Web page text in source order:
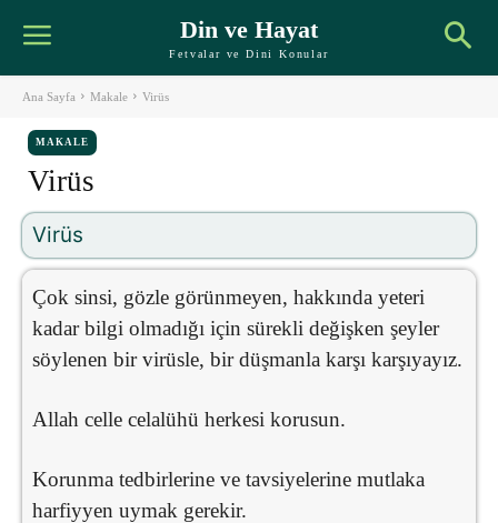
Din ve Hayat
Fetvalar ve Dini Konular
Ana Sayfa Makale Virüs
MAKALE
Virüs
Virüs
Çok sinsi, gözle görünmeyen, hakkında yeteri
kadar bilgi olmadığı için sürekli değişken şeyler
söylenen bir virüsle, bir düşmanla karşı karşıyayız.
Allah celle celalühü herkesi korusun.
Korunma tedbirlerine ve tavsiyelerine mutlaka
harfiyyen uymak gerekir.